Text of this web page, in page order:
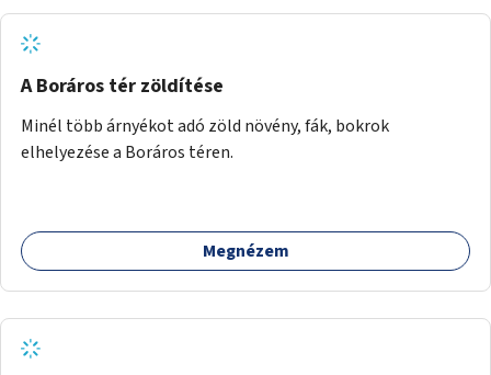
A Boráros tér zöldítése
Minél több árnyékot adó zöld növény, fák, bokrok
elhelyezése a Boráros téren.
Megnézem